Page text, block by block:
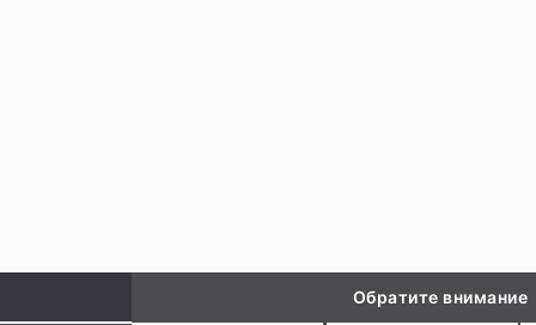
Обратите внимание